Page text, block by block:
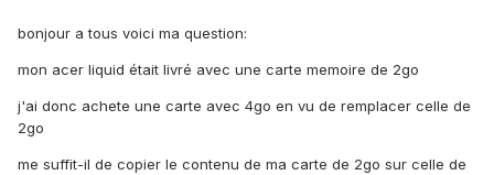
bonjour a tous voici ma question:
mon acer liquid était livré avec une carte memoire de 2go
j'ai donc achete une carte avec 4go en vu de remplacer celle de
2go
me suffit-il de copier le contenu de ma carte de 2go sur celle de